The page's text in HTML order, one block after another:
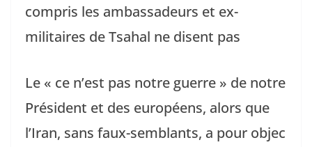
compris les ambassadeurs et ex-
militaires de Tsahal ne disent pas
Le « ce n’est pas notre guerre » de notre
Président et des européens, alors que
l’Iran, sans faux-semblants, a pour objec